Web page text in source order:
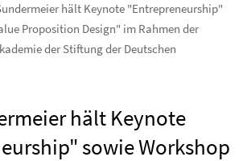
hält Keynote "Entrepreneurship"
Proposition Design" im Rahmen der
der Stiftung der Deutschen
hält Keynote
sowie Workshop